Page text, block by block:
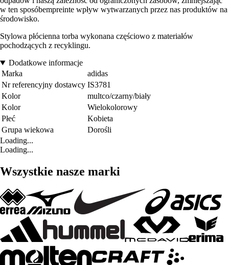
w ten sposóbempreinte wpływ wytwarzanych przez nas produktów na
środowisko.
Stylowa płócienna torba wykonana częściowo z materiałów
pochodzących z recyklingu.
Dodatkowe informacje
Marka
adidas
Nr referencyjny dostawcy IS3781
Kolor
multco/czarny/biały
Kolor
Wielokolorowy
Płeć
Kobieta
Grupa wiekowa
Dorośli
Loading...
Loading...
Wszystkie nasze marki